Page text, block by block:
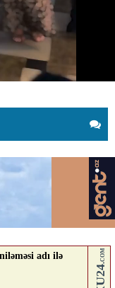
ABUNƏ OL
Tənqidçilərə